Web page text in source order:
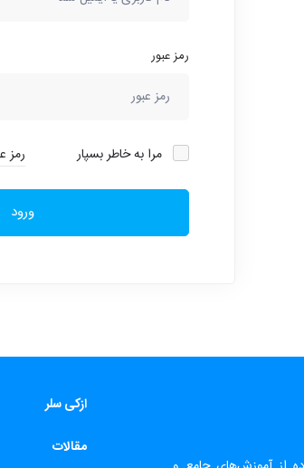
رمز عبور
مرا به خاطر بسپار رمز
ورود
ازکی سلر
مقالات